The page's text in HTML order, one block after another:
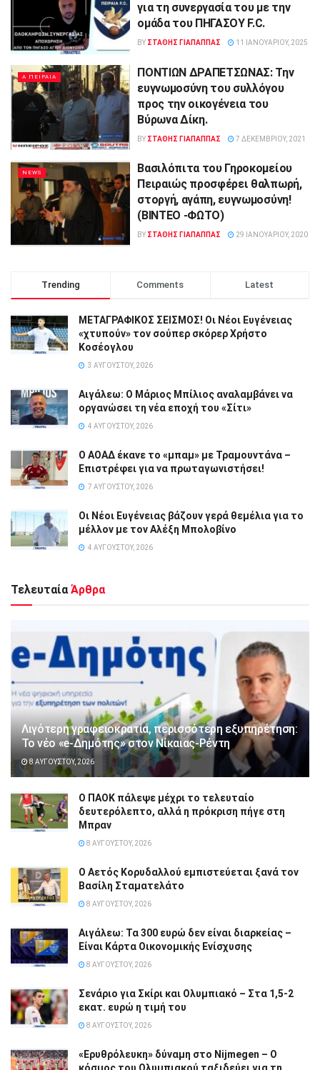
για τη συνεργασία του με την
ομάδα του ΠΗΓΑΣΟΥ F.C.
BY ΣΤΑΘΗΣ ΓΊΑΠΑΠΠΑΣ 11 ΙΑΝΟΥΑΡΊΟΥ, 2025
Α ΠΕΙΡΑΙΑ
ΠΟΝΤIΩΝ ΔΡΑΠΕΤΣΩΝΑΣ: Την
ευγνωμοσύνη του συλλόγου
προς την οικογένεια του
Βύρωνα Δίκη.
BY ΣΤΑΘΗΣ ΓΊΑΠΑΠΠΑΣ 7 ΔΕΚΕΜΒΡΊΟΥ, 2021
NEWS
Βασιλόπιτα του Γηροκομείου
Πειραιώς προσφέρει θαλπωρή,
στοργή, αγάπη, ευγνωμοσύνη!
(ΒΙΝΤΕΟ -ΦΩΤΟ)
BY ΣΤΑΘΗΣ ΓΊΑΠΑΠΠΑΣ 29 ΙΑΝΟΥΑΡΊΟΥ, 2020
Trending Comments Latest
ΜΕΤΑΓΡΑΦΙΚΟΣ ΣΕΙΣΜΟΣ! Οι Νέοι Ευγένειας
«χτυπούν» τον σούπερ σκόρερ Χρήστο
Κοσέογλου
3 ΑΥΓΟΎΣΤΟΥ, 2026
Αιγάλεω: Ο Μάριος Μπίλιος αναλαμβάνει να
οργανώσει τη νέα εποχή του «Σίτι»
4 ΑΥΓΟΎΣΤΟΥ, 2026
Ο ΑΟΑΔ έκανε το «μπαμ» με Τραμουντάνα –
Επιστρέφει για να πρωταγωνιστήσει!
7 ΑΥΓΟΎΣΤΟΥ, 2026
Οι Νέοι Ευγένειας βάζουν γερά θεμέλια για το
μέλλον με τον Αλέξη Μπολοβίνο
4 ΑΥΓΟΎΣΤΟΥ, 2026
Τελευταία Άρθρα
Λιγότερη γραφειοκρατία, περισσότερη εξυπηρέτηση:
Το νέο «e-Δημότης» στον Νίκαιας-Ρέντη
8 ΑΥΓΟΎΣΤΟΥ, 2026
Ο ΠΑΟΚ πάλεψε μέχρι το τελευταίο
δευτερόλεπτο, αλλά η πρόκριση πήγε στη
Μπραν
8 ΑΥΓΟΎΣΤΟΥ, 2026
Ο Αετός Κορυδαλλού εμπιστεύεται ξανά τον
Βασίλη Σταματελάτο
8 ΑΥΓΟΎΣΤΟΥ, 2026
Αιγάλεω: Τα 300 ευρώ δεν είναι διαρκείας –
Είναι Κάρτα Οικονομικής Ενίσχυσης
8 ΑΥΓΟΎΣΤΟΥ, 2026
Σενάριο για Σκίρι και Ολυμπιακό – Στα 1,5-2
εκατ. ευρώ η τιμή του
8 ΑΥΓΟΎΣΤΟΥ, 2026
«Ερυθρόλευκη» δύναμη στο Nijmegen – Ο
κόσμος του Ολυμπιακού ταξιδεύει για τη